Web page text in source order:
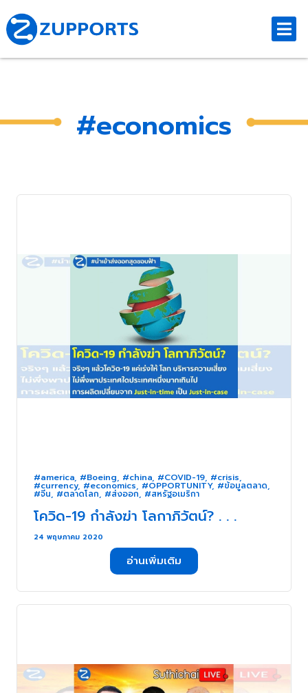
#economics
#america, #Boeing, #china, #COVID-19, #crisis,
#currency, #economics, #OPPORTUNITY, #ข้อมูลตลาด,
#จีน, #ตลาดโลก, #ส่งออก, #สหรัฐอเมริกา
โควิด-19 กำลังฆ่า โลกาภิวัตน์? . . .
24 พฤษภาคม 2020
อ่านเพิ่มเติม